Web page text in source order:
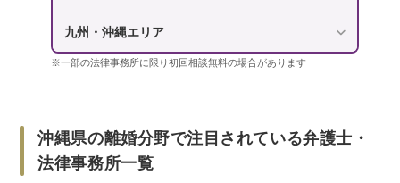
九州・沖縄エリア
※一部の法律事務所に限り初回相談無料の場合があります
沖縄県の離婚分野で注目されている弁護士・
法律事務所一覧